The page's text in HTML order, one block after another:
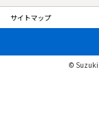
サイトマップ
© Suzuki